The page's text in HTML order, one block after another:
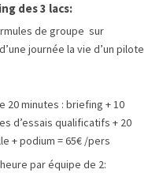
des 3 lacs:
de groupe sur
journée la vie d’un pilote
20 minutes : briefing + 10
d’essais qualificatifs + 20
+ podium = 65€ /pers
par équipe de 2: